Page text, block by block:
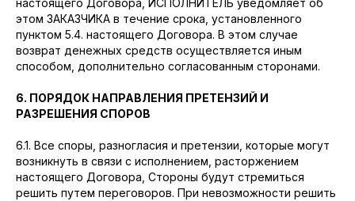
настоящего Договора, ИСПОЛНИТЕЛЬ уведомляет об
этом ЗАКАЗЧИКА в течение срока, установленного
пунктом 5.4. настоящего Договора. В этом случае
возврат денежных средств осуществляется иным
способом, дополнительно согласованным сторонами.
6. ПОРЯДОК НАПРАВЛЕНИЯ ПРЕТЕНЗИЙ И
РАЗРЕШЕНИЯ СПОРОВ
6.1. Все споры, разногласия и претензии, которые могут
возникнуть в связи с исполнением, расторжением
настоящего Договора, Стороны будут стремиться
решить путем переговоров. При невозможности решить